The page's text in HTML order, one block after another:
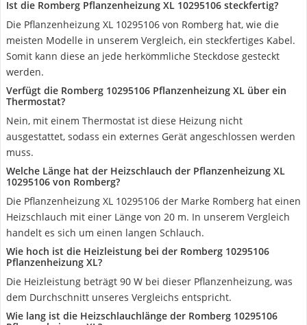
Ist die Romberg Pflanzenheizung XL 10295106 steckfertig?
Die Pflanzenheizung XL 10295106 von Romberg hat, wie die
meisten Modelle in unserem Vergleich, ein steckfertiges Kabel.
Somit kann diese an jede herkömmliche Steckdose gesteckt
werden.
Verfügt die Romberg 10295106 Pflanzenheizung XL über ein
Thermostat?
Nein, mit einem Thermostat ist diese Heizung nicht
ausgestattet, sodass ein externes Gerät angeschlossen werden
muss.
Welche Länge hat der Heizschlauch der Pflanzenheizung XL
10295106 von Romberg?
Die Pflanzenheizung XL 10295106 der Marke Romberg hat einen
Heizschlauch mit einer Länge von 20 m. In unserem Vergleich
handelt es sich um einen langen Schlauch.
Wie hoch ist die Heizleistung bei der Romberg 10295106
Pflanzenheizung XL?
Die Heizleistung beträgt 90 W bei dieser Pflanzenheizung, was
dem Durchschnitt unseres Vergleichs entspricht.
Wie lang ist die Heizschlauchlänge der Romberg 10295106